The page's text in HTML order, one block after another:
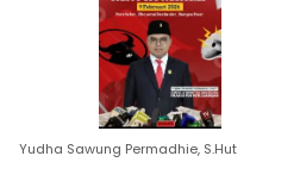
Yudha Sawung Permadhie, S.Hut